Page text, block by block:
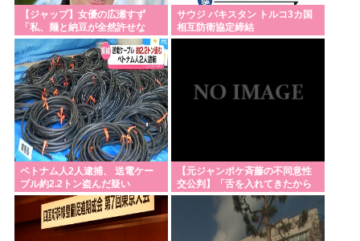
【ジャップ】女優の広瀬すず
「私、麺と納豆が全然許せな
い。私、麺と納豆が全然許せな
い 」
サウジ パキスタン トルコ3カ国
相互防衛協定締結
ベトナム人2人逮捕、 送電ケー
ブル約2.2トン盗んだ疑い
【元ジャンポケ斉藤の不同意性
交公判】「舌を入れてきたから
歯と口でブロック」「『台本が
飛んでしまうからやめてくださ
い』と拒絶」被害女性は断固と
して「不同意」主張